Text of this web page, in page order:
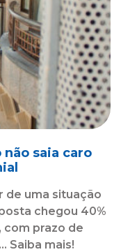
não saia caro
de uma situação
chegou 40%
com prazo de
Saiba mais!